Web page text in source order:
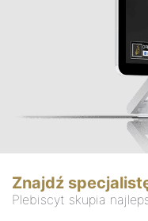
Znajdź
Plebiscyt skupia